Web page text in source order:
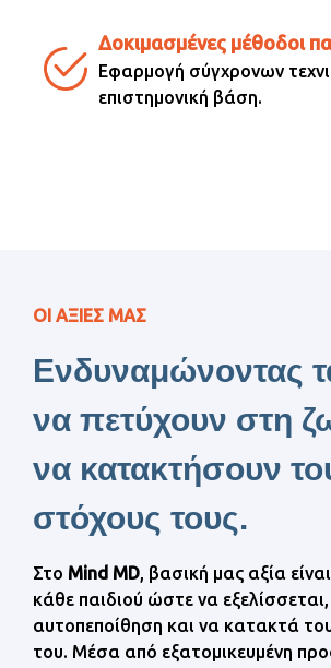
Δοκιμασμένες μέθοδοι
Εφαρμογή σύγχρονων
επιστημονική βάση.
ΟΙ ΑΞΙΕΣ ΜΑΣ
Ενδυναμώνοντας
να πετύχουν στη
να κατακτήσουν
στόχους τους.
Στο Mind MD, βασική μας αξία
κάθε παιδιού ώστε να
αυτοπεποίθηση και να κατακτά
του. Μέσα από εξατομικευμένη